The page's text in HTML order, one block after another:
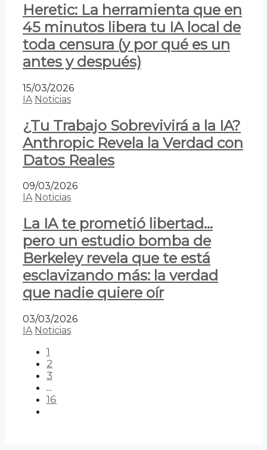
Heretic: La herramienta que en
45 minutos libera tu IA local de
toda censura (y por qué es un
antes y después)
15/03/2026
IA Noticias
¿Tu Trabajo Sobrevivirá a la IA?
Anthropic Revela la Verdad con
Datos Reales
09/03/2026
IA Noticias
La IA te prometió libertad…
pero un estudio bomba de
Berkeley revela que te está
esclavizando más: la verdad
que nadie quiere oír
03/03/2026
IA Noticias
1
2
3
...
16